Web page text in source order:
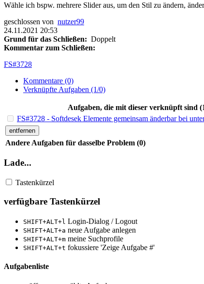
Wähle ich bspw. mehrere Slider aus, um den Stil zu ändern,
geschlossen von nutzer99
24.11.2021 20:53
Grund für das Schließen: Doppelt
Kommentar zum Schließen:
FS#3728
Kommentare (0)
Verknüpfte Aufgaben (1/0)
Aufgaben, die mit dieser verknüpft sind
FS#3728 - Softdesek Elemente gemeinsam änderbar bei
entfernen
Andere Aufgaben für dasselbe Problem (0)
Lade...
Tastenkürzel
verfügbare Tastenkürzel
SHIFT+ALT+l Login-Dialog / Logout
SHIFT+ALT+a neue Aufgabe anlegen
SHIFT+ALT+m meine Suchprofile
SHIFT+ALT+t fokussiere 'Zeige Aufgabe #'
Aufgabenliste